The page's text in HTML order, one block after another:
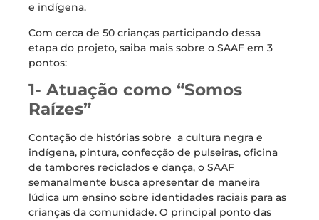
e indígena.
Com cerca de 50 crianças participando dessa
etapa do projeto, saiba mais sobre o SAAF em 3
pontos:
1- Atuação como “Somos
Raízes”
Contação de histórias sobre a cultura negra e
indígena, pintura, confecção de pulseiras, oficina
de tambores reciclados e dança, o SAAF
semanalmente busca apresentar de maneira
lúdica um ensino sobre identidades raciais para as
crianças da comunidade. O principal ponto das